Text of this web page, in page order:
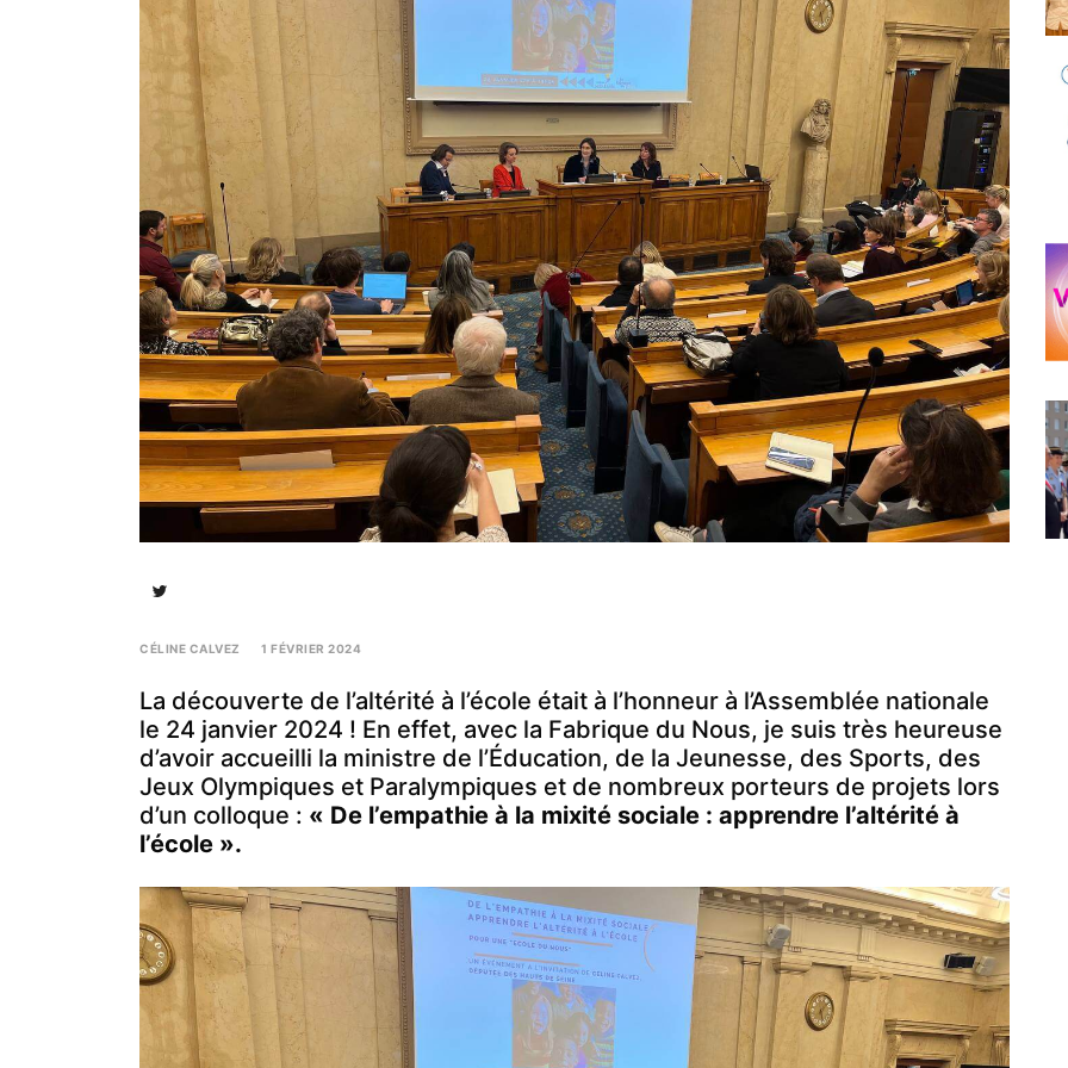
CÉLINE CALVEZ
1 FÉVRIER 2024
2024
La découverte de l’altérité à l’école était à l’honneur à l’Assemblée nationale
le 24 janvier 2024 ! En effet, avec la Fabrique du Nous, je suis très heureuse
d’avoir accueilli la ministre de l’Éducation, de la Jeunesse, des Sports, des
Jeux Olympiques et Paralympiques et de nombreux porteurs de projets lors
d’un colloque : « De l’empathie à la mixité sociale : apprendre l’altérité à
l’école ».